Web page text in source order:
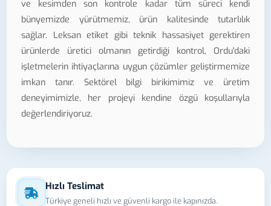
ve kesimden son kontrole kadar tüm süreci kendi
bünyemizde yürütmemiz, ürün kalitesinde tutarlılık
sağlar. Leksan etiket gibi teknik hassasiyet gerektiren
ürünlerde üretici olmanın getirdiği kontrol, Ordu'daki
işletmelerin ihtiyaçlarına uygun çözümler geliştirmemize
imkan tanır. Sektörel bilgi birikimimiz ve üretim
deneyimimizle, her projeyi kendine özgü koşullarıyla
değerlendiriyoruz.
Hızlı Teslimat
Türkiye geneli hızlı ve güvenli kargo ile kapınızda.